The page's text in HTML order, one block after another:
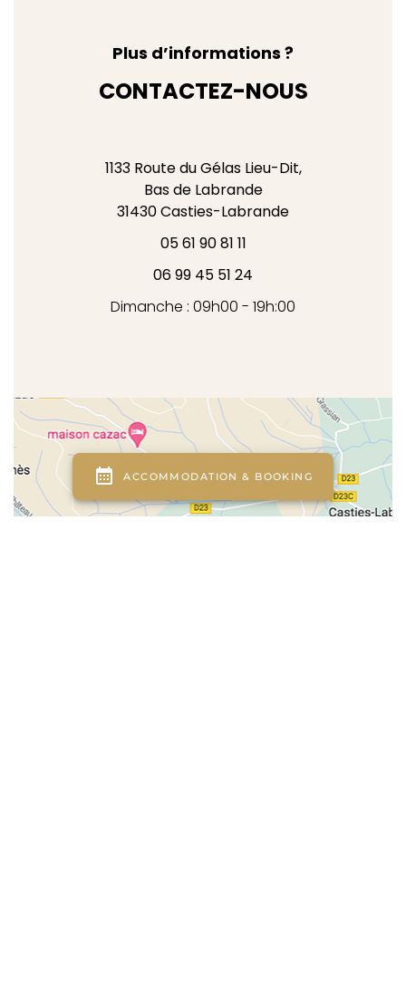
Plus d’informations ?
CONTACTEZ-NOUS
1133 Route du Gélas Lieu-Dit,
Bas de Labrande
31430Casties-Labrande
05 61 90 81 11
06 99 45 51 24
Dimanche : 09h00 - 19h:00